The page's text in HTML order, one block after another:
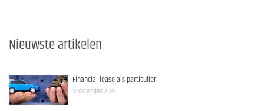
Nieuwste artikelen
Financial lease als particulier
17 december 2021